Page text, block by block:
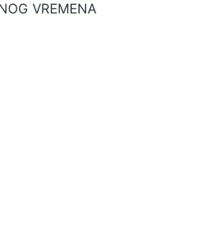
VREMENA